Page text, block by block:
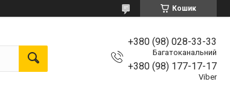
Кошик
+380 (98) 028-33-33
Багатоканальний
+380 (98) 177-17-17
Viber